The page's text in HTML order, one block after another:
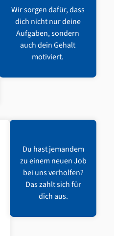
Wir sorgen dafür, dass
dich nicht nur deine
Aufgaben, sondern
auch dein Gehalt
motiviert.
Du hast jemandem
zu einem neuen Job
bei uns verholfen?
Das zahlt sich für
dich aus.